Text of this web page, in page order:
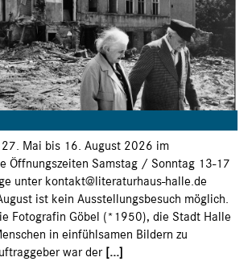
Mai bis 16. August 2026 im
Öffnungszeiten Samstag / Sonntag 13-17
unter kontakt@literaturhaus-halle.de
ist kein Ausstellungsbesuch möglich.
Fotografin Göbel (*1950), die Stadt Halle
in einfühlsamen Bildern zu
war der [...]